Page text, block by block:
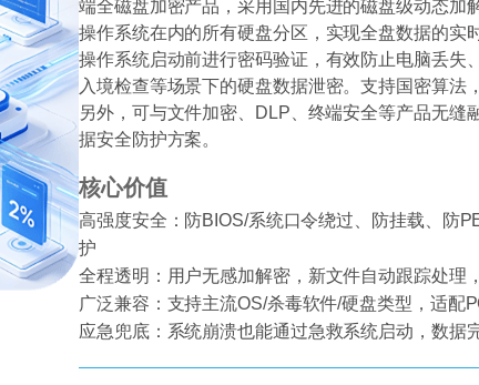
端全磁盘加密产品，采用国内先进的磁盘级动态加
操作系统在内的所有硬盘分区，实现全盘数据的实
操作系统启动前进行密码验证，有效防止电脑丢失
入境检查等场景下的硬盘数据泄密。支持国密算法
另外，可与文件加密、DLP、终端安全等产品无缝
据安全防护方案。
核心价值
高强度安全：防BIOS/系统口令绕过、防挂载、防
护
全程透明：用户无感加解密，新文件自动跟踪处理
广泛兼容：支持主流OS/杀毒软件/硬盘类型，适配
应急兜底：系统崩溃也能通过急救系统启动，数据